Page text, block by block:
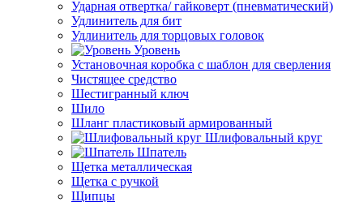
Ударная отвертка/ гайковерт (пневматический)
Удлинитель для бит
Удлинитель для торцовых головок
Уровень
Установочная коробка с шаблон для сверления
Чистящее средство
Шестигранный ключ
Шило
Шланг пластиковый армированный
Шлифовальный круг
Шпатель
Щетка металлическая
Щетка с ручкой
Щипцы